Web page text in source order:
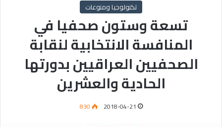
تكنولوجيا ومنوعات
تسعة وستون صحفيا في
المنافسة الانتخابية لنقابة
الصحفيين العراقيين بدورتها
الحادية والعشرين
2018-04-21
830